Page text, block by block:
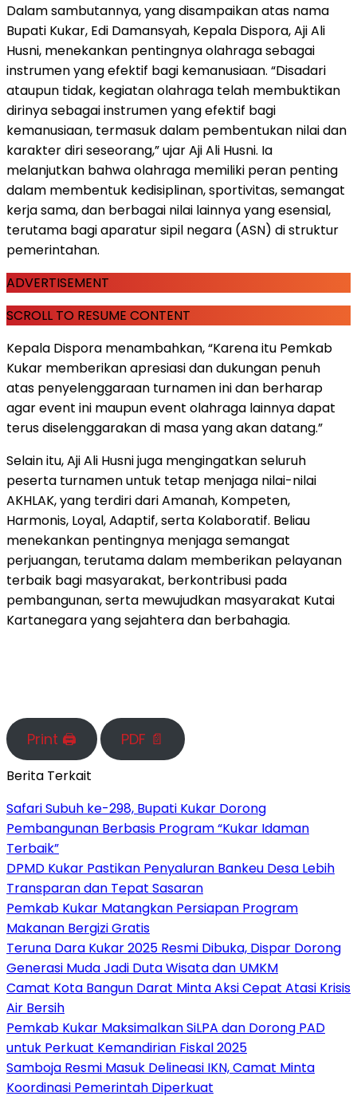
Dalam sambutannya, yang disampaikan atas nama
Bupati Kukar, Edi Damansyah, Kepala Dispora, Aji Ali
Husni, menekankan pentingnya olahraga sebagai
instrumen yang efektif bagi kemanusiaan. “Disadari
ataupun tidak, kegiatan olahraga telah membuktikan
dirinya sebagai instrumen yang efektif bagi
kemanusiaan, termasuk dalam pembentukan nilai dan
karakter diri seseorang,” ujar Aji Ali Husni. Ia
melanjutkan bahwa olahraga memiliki peran penting
dalam membentuk kedisiplinan, sportivitas, semangat
kerja sama, dan berbagai nilai lainnya yang esensial,
terutama bagi aparatur sipil negara (ASN) di struktur
pemerintahan.
ADVERTISEMENT
SCROLL TO RESUME CONTENT
Kepala Dispora menambahkan, “Karena itu Pemkab
Kukar memberikan apresiasi dan dukungan penuh
atas penyelenggaraan turnamen ini dan berharap
agar event ini maupun event olahraga lainnya dapat
terus diselenggarakan di masa yang akan datang.”
Selain itu, Aji Ali Husni juga mengingatkan seluruh
peserta turnamen untuk tetap menjaga nilai-nilai
AKHLAK, yang terdiri dari Amanah, Kompeten,
Harmonis, Loyal, Adaptif, serta Kolaboratif. Beliau
menekankan pentingnya menjaga semangat
perjuangan, terutama dalam memberikan pelayanan
terbaik bagi masyarakat, berkontribusi pada
pembangunan, serta mewujudkan masyarakat Kutai
Kartanegara yang sejahtera dan berbahagia.
Print 🖨 PDF 📄
Berita Terkait
Safari Subuh ke-298, Bupati Kukar Dorong
Pembangunan Berbasis Program “Kukar Idaman
Terbaik”
DPMD Kukar Pastikan Penyaluran Bankeu Desa Lebih
Transparan dan Tepat Sasaran
Pemkab Kukar Matangkan Persiapan Program
Makanan Bergizi Gratis
Teruna Dara Kukar 2025 Resmi Dibuka, Dispar Dorong
Generasi Muda Jadi Duta Wisata dan UMKM
Camat Kota Bangun Darat Minta Aksi Cepat Atasi Krisis
Air Bersih
Pemkab Kukar Maksimalkan SiLPA dan Dorong PAD
untuk Perkuat Kemandirian Fiskal 2025
Samboja Resmi Masuk Delineasi IKN, Camat Minta
Koordinasi Pemerintah Diperkuat